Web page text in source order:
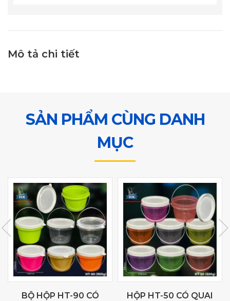
Mô tả chi tiết
SẢN PHẨM CÙNG DANH
MỤC
BỘ HỘP HT-90 CÓ
HỘP HT-50 CÓ QUAI